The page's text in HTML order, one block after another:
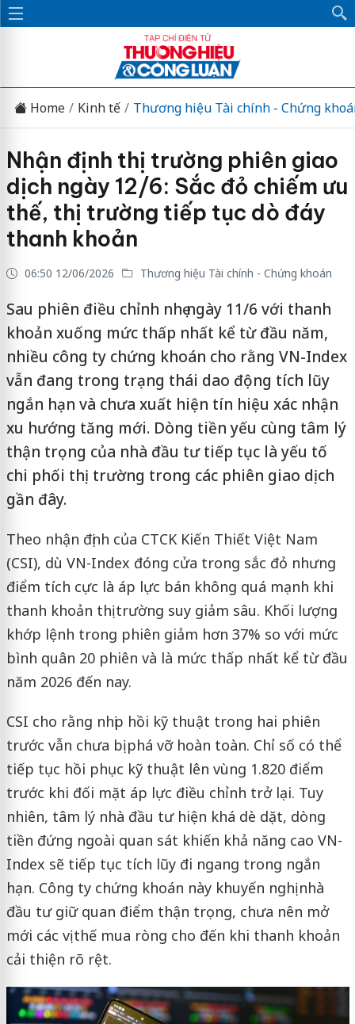
Home Kinh tế Thương hiệu Tài chính - Chứng
Nhận định thị trường phiên giao
dịch ngày 12/6: Sắc đỏ chiếm ưu
thế, thị trường tiếp tục dò đáy
thanh khoản
06:50 12/06/2026 Thương hiệu Tài chính - Chứng khoán
Sau phiên điều chỉnh nhẹ ngày 11/6 với thanh
khoản xuống mức thấp nhất kể từ đầu năm,
nhiều công ty chứng khoán cho rằng VN-Index
vẫn đang trong trạng thái dao động tích lũy
ngắn hạn và chưa xuất hiện tín hiệu xác nhận
xu hướng tăng mới. Dòng tiền yếu cùng tâm lý
thận trọng của nhà đầu tư tiếp tục là yếu tố
chi phối thị trường trong các phiên giao dịch
gần đây.
Theo nhận định của CTCK Kiến Thiết Việt Nam
(CSI), dù VN-Index đóng cửa trong sắc đỏ nhưng
điểm tích cực là áp lực bán không quá mạnh khi
thanh khoản thị trường suy giảm sâu. Khối lượng
khớp lệnh trong phiên giảm hơn 37% so với mức
bình quân 20 phiên và là mức thấp nhất kể từ đầu
năm 2026 đến nay.
CSI cho rằng nhịp hồi kỹ thuật trong hai phiên
trước vẫn chưa bị phá vỡ hoàn toàn. Chỉ số có thể
tiếp tục hồi phục kỹ thuật lên vùng 1.820 điểm
trước khi đối mặt áp lực điều chỉnh trở lại. Tuy
nhiên, tâm lý nhà đầu tư hiện khá dè dặt, dòng
tiền đứng ngoài quan sát khiến khả năng cao VN-
Index sẽ tiếp tục tích lũy đi ngang trong ngắn
hạn. Công ty chứng khoán này khuyến nghị nhà
đầu tư giữ quan điểm thận trọng, chưa nên mở
mới các vị thế mua ròng cho đến khi thanh khoản
cải thiện rõ rệt.